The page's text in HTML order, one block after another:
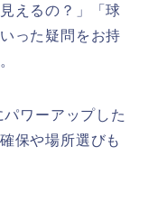
えるの？」「球
った疑問をお持
ワーアップした
保や場所選びも